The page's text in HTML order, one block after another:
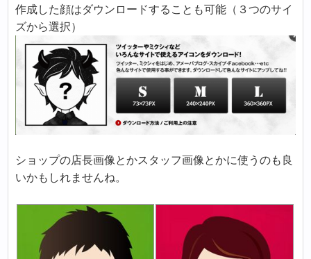
作成した顔はダウンロードすることも可能（３つのサイ
ズから選択）
ショップの店長画像とかスタッフ画像とかに使うのも良
いかもしれませんね。